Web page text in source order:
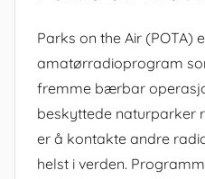
Parks on the Air (POTA)
amatørradioprogram
fremme bærbar
beskyttede naturparker
er å kontakte andre
helst i verden.